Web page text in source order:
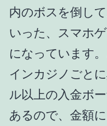
らも信頼度が非
ることでよく知
本命にしていて
の本命だったら
いからもう今日
を購入決意。ウ